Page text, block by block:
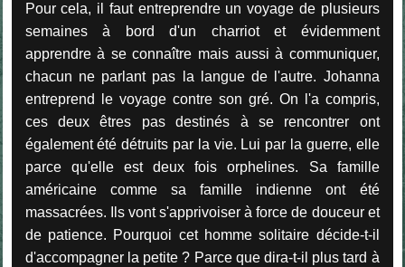
Pour cela, il faut entreprendre un voyage de plusieurs
semaines à bord d'un charriot et évidemment
apprendre à se connaître mais aussi à communiquer,
chacun ne parlant pas la langue de l'autre. Johanna
entreprend le voyage contre son gré. On l'a compris,
ces deux êtres pas destinés à se rencontrer ont
également été détruits par la vie. Lui par la guerre, elle
parce qu'elle est deux fois orphelines. Sa famille
américaine comme sa famille indienne ont été
massacrées. Ils vont s'apprivoiser à force de douceur et
de patience. Pourquoi cet homme solitaire décide-t-il
d'accompagner la petite ? Parce que dira-t-il plus tard à